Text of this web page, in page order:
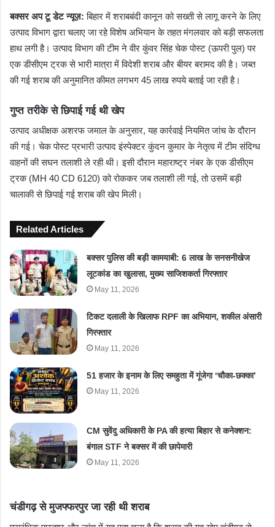
​बक्सर अप टू डेट न्यूज़: बिहार में शराबबंदी कानून को सख्ती से लागू करने के लिए
उत्पाद विभाग द्वारा चलाए जा रहे विशेष अभियान के तहत मंगलवार को बड़ी सफलता
हाथ लगी है। उत्पाद विभाग की टीम ने वीर कुंवर सिंह चेक पोस्ट (ऊपरी पुल) पर
एक डीसीएम ट्रक से भारी मात्रा में विदेशी शराब और बीयर बरामद की है। जब्त
की गई शराब की अनुमानित कीमत लगभग 45 लाख रुपये बताई जा रही है।
​गुप्त तरीके से छिपाई गई थी खेप
​उत्पाद अधीक्षक अशरफ जमाल के अनुसार, यह कार्रवाई नियमित जांच के दौरान
की गई। चेक पोस्ट प्रभारी उत्पाद इंस्पेक्टर कुंदन कुमार के नेतृत्व में टीम संदिग्ध
वाहनों की सघन तलाशी ले रही थी। इसी दौरान महाराष्ट्र नंबर के एक डीसीएम
ट्रक (MH 40 CD 6120) को रोककर जब तलाशी ली गई, तो उसमें बड़ी
चालाकी से छिपाई गई शराब की खेप मिली।
Related Articles
बक्सर पुलिस की बड़ी कामयाबी: 6 लाख के सनसनीखेज
लूटकांड का खुलासा, मुख्य साजिशकर्ता गिरफ्तार
May 11, 2026
टिकट दलाली के खिलाफ RPF का अभियान, शकील अंसारी
गिरफ्तार
May 11, 2026
51 हजार के इनाम के लिए समहुता में गूंजेगा ‘चौका-छक्का’
May 11, 2026
CM सुवेंदु अधिकारी के PA की हत्या बिहार से कनेक्शन:
बंगाल STF ने बक्सर में की छापेमारी
May 11, 2026
​चंडीगढ़ से मुजफ्फरपुर जा रही थी शराब